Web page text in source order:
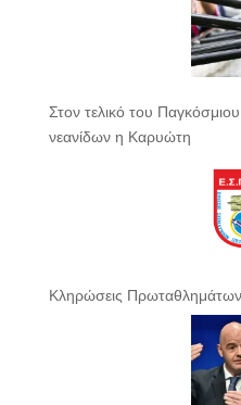
Στον τελικό του
νεανίδων η Καρυώτη
Κληρώσεις